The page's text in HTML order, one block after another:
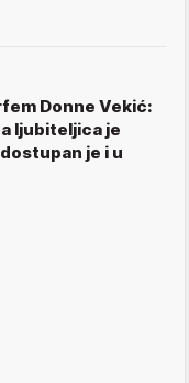
Donne Vekić:
ljubiteljica je
je i u